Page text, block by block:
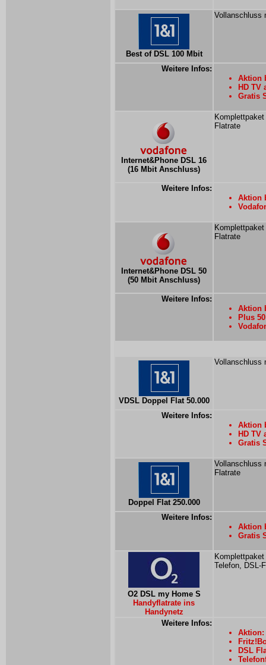
Best of DSL 100 Mbit
Vollanschluss
Weitere Infos:
Aktion
HD TV
Gratis
Internet&Phone DSL 16
(16 Mbit Anschluss)
Flatrate
Weitere Infos:
Aktion
Internet&Phone DSL 50
(50 Mbit Anschluss)
Flatrate
Weitere Infos:
Aktion
Plus
VDSL Doppel Flat 50.000
Vollanschluss
Weitere Infos:
Aktion
HD TV
Gratis
Doppel Flat 250.000
Vollanschluss
Flatrate
Weitere Infos:
Aktion
Gratis
O2 DSL my Home S
Handyflatrate ins
Handynetz
Telefon, DSL-
Weitere Infos:
Aktion:
DSL